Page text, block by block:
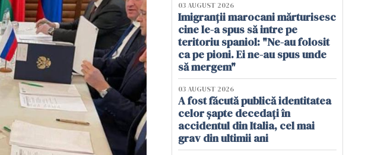
03 AUGUST 2026
Imigranții marocani mărturisesc
cine le-a spus să intre pe
teritoriu spaniol: "Ne-au folosit
ca pe pioni. Ei ne-au spus unde
să mergem"
03 AUGUST 2026
A fost făcută publică identitatea
celor șapte decedați în
accidentul din Italia, cel mai
grav din ultimii ani